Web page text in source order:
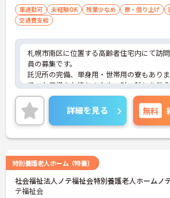
車通勤可 未経験OK 残業少なめ 寮・借り上げ
交通費支給
札幌市南区に位置する高齢者住宅内にて訪
員の募集です。
託児所の完備、単身用・世帯用の寮もあり
で、お子様をお持ちの方や、引っ越しを伴
おすすめです！
正社員登用制度がありますので、将来的に働
選択肢が広がります！
ご興味のある方には、面接対策ポイントな
に詳細をお話しいたしますので、お気軽に
詳細を見る 無料
特別養護老人ホーム（特養）
社会福祉法人ノテ福祉会特別養護老人ホームノ
テ福祉会